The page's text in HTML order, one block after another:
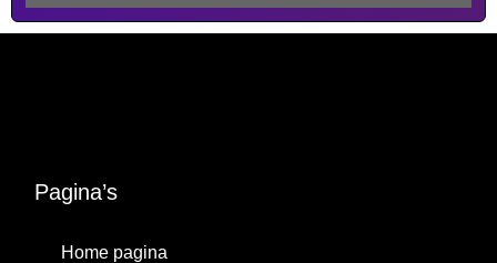
Pagina’s
Home pagina